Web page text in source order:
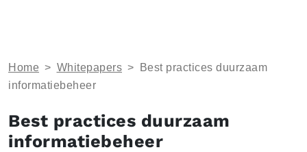
Home > Whitepapers >
Best practices duurzaam
informatiebeheer
Best practices duurzaam
informatiebeheer